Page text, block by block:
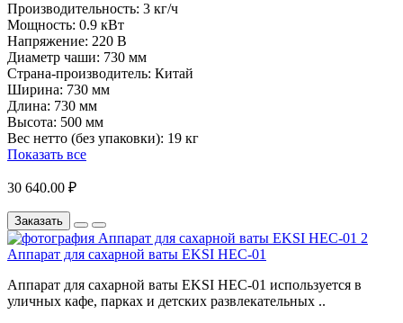
Производительность: 3 кг/ч
Мощность: 0.9 кВт
Напряжение: 220 В
Диаметр чаши: 730 мм
Страна-производитель: Китай
Ширина: 730 мм
Длина: 730 мм
Высота: 500 мм
Вес нетто (без упаковки): 19 кг
Показать все
30 640.00 ₽
Заказать
Аппарат для сахарной ваты EKSI HEC-01
Аппарат для сахарной ваты EKSI HEC-01 используется в
уличных кафе, парках и детских развлекательных ..